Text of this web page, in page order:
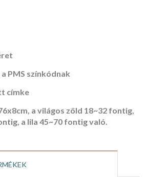
PMS színkódnak
címke
a világos zöld 18~32 fontig,
a lila 45~70 fontig való.